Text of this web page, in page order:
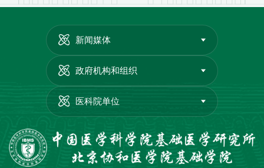
新闻媒体
政府机构和组织
医科院单位